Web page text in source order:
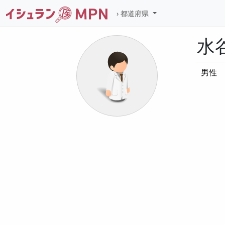
都道府県
水
男性